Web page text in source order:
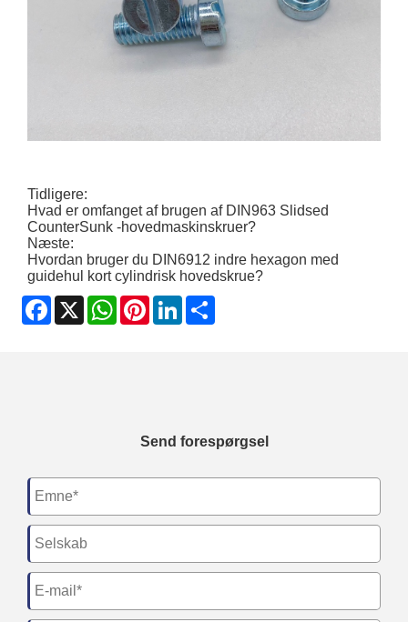
Tidligere:
Hvad er omfanget af brugen af ​​DIN963 Slidsed
CounterSunk -hovedmaskinskruer?
Næste:
Hvordan bruger du DIN6912 indre hexagon med
guidehul kort cylindrisk hovedskrue?
Facebook
X WhatsApp
PinterestLinkedIn
Send forespørgsel